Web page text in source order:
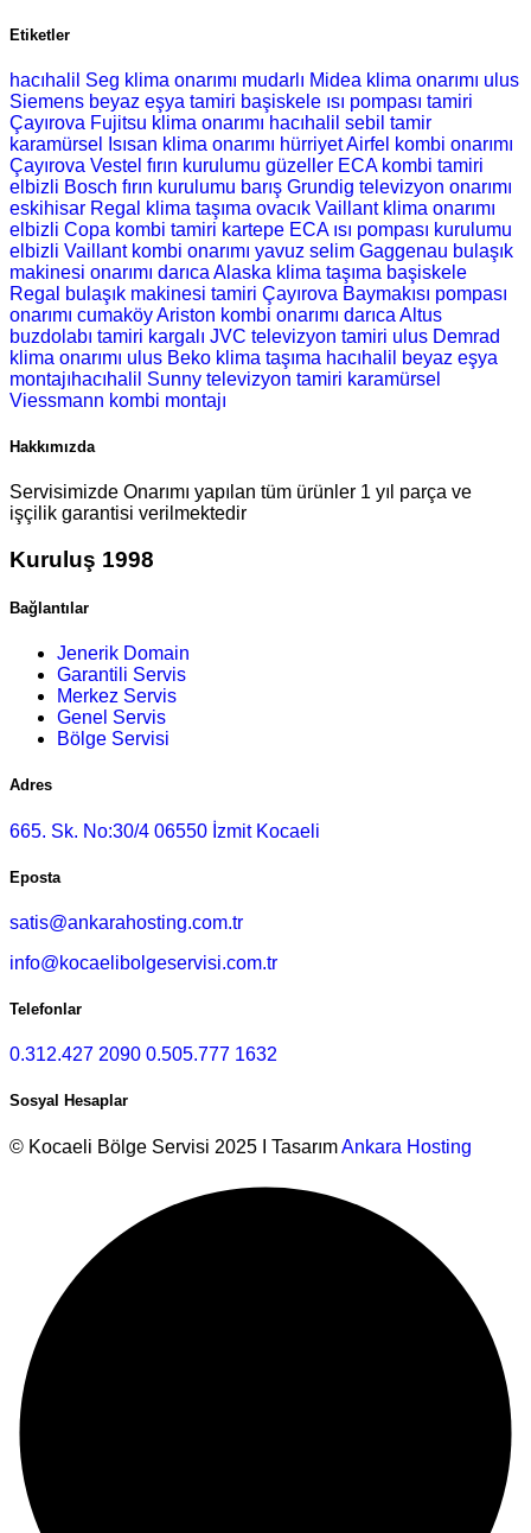
Etiketler
hacıhalil Seg klima onarımı mudarlı Midea klima onarımı ulus
Siemens beyaz eşya tamiri başiskele ısı pompası tamiri
Çayırova Fujitsu klima onarımı hacıhalil sebil tamir
karamürsel Isısan klima onarımı hürriyet Airfel kombi onarımı
Çayırova Vestel fırın kurulumu güzeller ECA kombi tamiri
elbizli Bosch fırın kurulumu barış Grundig televizyon onarımı
eskihisar Regal klima taşıma ovacık Vaillant klima onarımı
elbizli Copa kombi tamiri kartepe ECA ısı pompası kurulumu
elbizli Vaillant kombi onarımı yavuz selim Gaggenau bulaşık
makinesi onarımı darıca Alaska klima taşıma başiskele
Regal bulaşık makinesi tamiri Çayırova Baymakısı pompası
onarımı cumaköy Ariston kombi onarımı darıca Altus
buzdolabı tamiri kargalı JVC televizyon tamiri ulus Demrad
klima onarımı ulus Beko klima taşıma hacıhalil beyaz eşya
montajıhacıhalil Sunny televizyon tamiri karamürsel
Viessmann kombi montajı
Hakkımızda
Servisimizde Onarımı yapılan tüm ürünler 1 yıl parça ve
işçilik garantisi verilmektedir
Kuruluş 1998
Bağlantılar
Jenerik Domain
Garantili Servis
Merkez Servis
Genel Servis
Bölge Servisi
Adres
665. Sk. No:30/4 06550 İzmit Kocaeli
Eposta
satis@ankarahosting.com.tr
info@kocaelibolgeservisi.com.tr
Telefonlar
0.312.427 2090 0.505.777 1632
Sosyal Hesaplar
© Kocaeli Bölge Servisi 2025 I TasarımAnkara Hosting